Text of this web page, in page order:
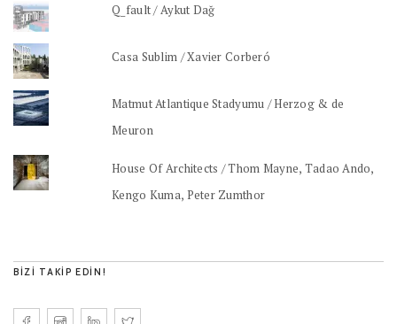
Q_fault / Aykut Dağ
Casa Sublim / Xavier Corberó
Matmut Atlantique Stadyumu / Herzog & de
Meuron
House Of Architects / Thom Mayne, Tadao Ando,
Kengo Kuma, Peter Zumthor
BIZI TAKIP EDIN!